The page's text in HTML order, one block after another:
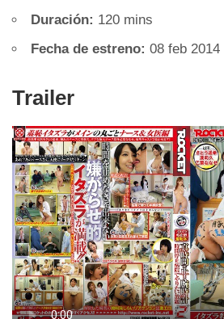
Duración: 120 mins
Fecha de estreno:08 feb 2014
Trailer